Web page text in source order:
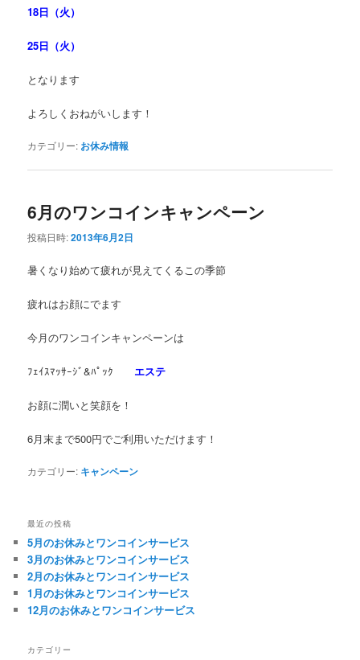
18日（火）
25日（火）
となります
よろしくおねがいします！
カテゴリー: お休み情報
6月のワンコインキャンペーン
投稿日時:2013年6月2日
暑くなり始めて疲れが見えてくるこの季節
疲れはお顔にでます
今月のワンコインキャンペーンは
ﾌｪｲｽﾏｯｻｰｼﾞ&ﾊﾟｯｸ エステ
お顔に潤いと笑顔を！
6月末まで500円でご利用いただけます！
カテゴリー: キャンペーン
最近の投稿
5月のお休みとワンコインサービス
3月のお休みとワンコインサービス
2月のお休みとワンコインサービス
1月のお休みとワンコインサービス
12月のお休みとワンコインサービス
カテゴリー